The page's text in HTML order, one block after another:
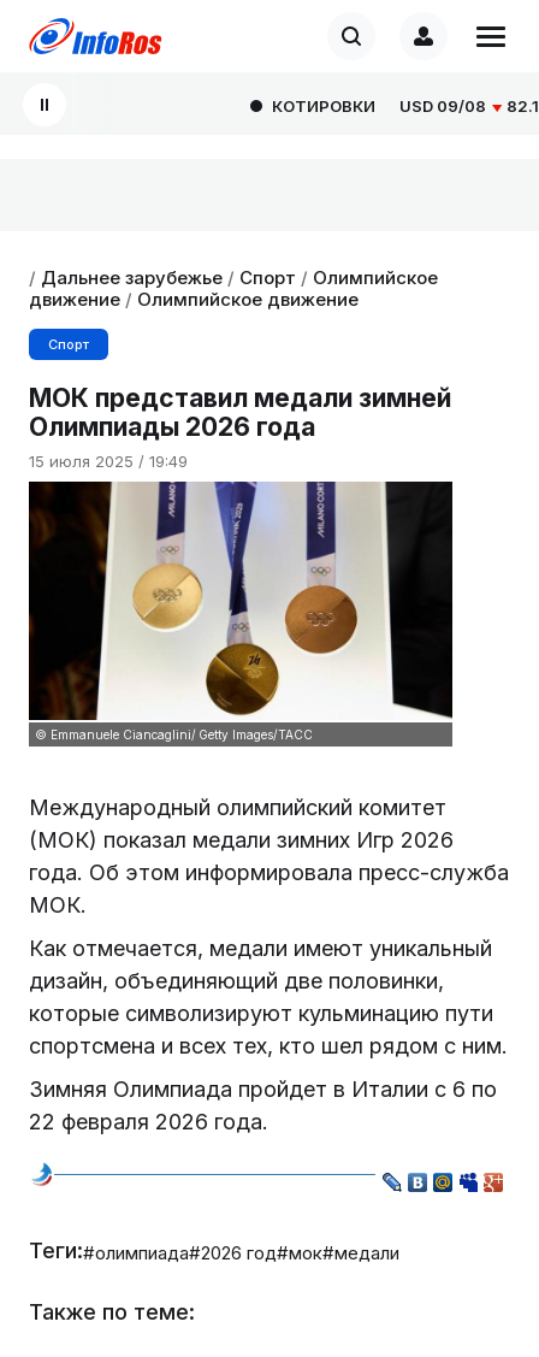
КОТИРОВКИ USD09/08
/ Дальнее зарубежье / Спорт / Олимпийское
движение / Олимпийское движение
Спорт
МОК представил медали зимней
Олимпиады 2026 года
15 июля 2025 / 19:49
© Emmanuele Ciancaglini/ Getty Images/ТАСС
Международный олимпийский комитет
(МОК) показал медали зимних Игр 2026
года. Об этом информировала пресс-служба
МОК.
Как отмечается, медали имеют уникальный
дизайн, объединяющий две половинки,
которые символизируют кульминацию пути
спортсмена и всех тех, кто шел рядом с ним.
Зимняя Олимпиада пройдет в Италии с 6 по
22 февраля 2026 года.
Теги:#олимпиада#2026 год#мок#медали
Также по теме: